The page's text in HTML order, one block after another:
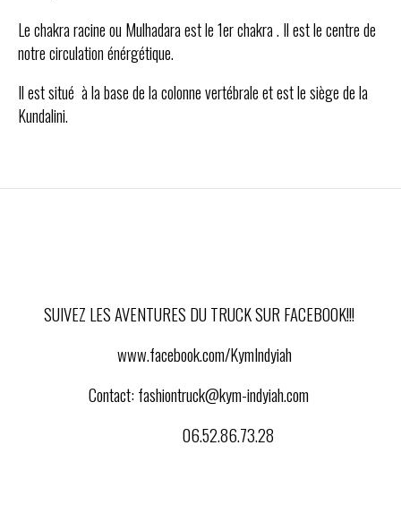
Le chakra racine ou Mulhadara est le 1er chakra . Il est le centre de
notre circulation énérgétique.
Il est situé à la base de la colonne vertébrale et est le siège de la
Kundalini.
SUIVEZ LES AVENTURES DU TRUCK SUR FACEBOOK!!!
www.facebook.com/KymIndyiah
Contact:fashiontruck@kym-indyiah.com
06.52.86.73.28